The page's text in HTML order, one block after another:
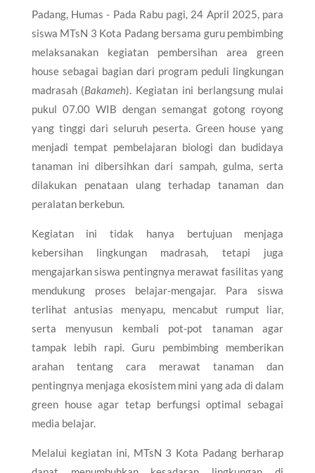
Padang, Humas - Pada Rabu pagi, 24 April 2025, para
siswa MTsN 3 Kota Padang bersama guru pembimbing
melaksanakan kegiatan pembersihan area green
house sebagai bagian dari program peduli lingkungan
madrasah (Bakameh). Kegiatan ini berlangsung mulai
pukul 07.00 WIB dengan semangat gotong royong
yang tinggi dari seluruh peserta. Green house yang
menjadi tempat pembelajaran biologi dan budidaya
tanaman ini dibersihkan dari sampah, gulma, serta
dilakukan penataan ulang terhadap tanaman dan
peralatan berkebun.
Kegiatan ini tidak hanya bertujuan menjaga
kebersihan lingkungan madrasah, tetapi juga
mengajarkan siswa pentingnya merawat fasilitas yang
mendukung proses belajar-mengajar. Para siswa
terlihat antusias menyapu, mencabut rumput liar,
serta menyusun kembali pot-pot tanaman agar
tampak lebih rapi. Guru pembimbing memberikan
arahan tentang cara merawat tanaman dan
pentingnya menjaga ekosistem mini yang ada di dalam
green house agar tetap berfungsi optimal sebagai
media belajar.
Melalui kegiatan ini, MTsN 3 Kota Padang berharap